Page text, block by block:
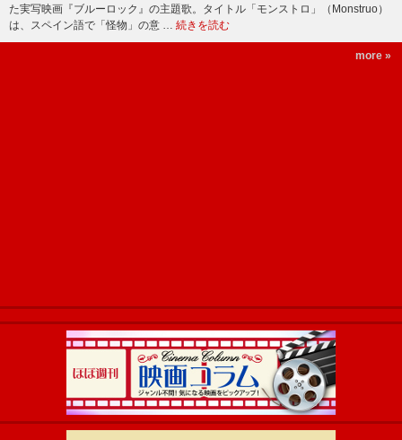
た実写映画『ブルーロック』の主題歌。タイトル「モンストロ」（Monstruo）
は、スペイン語で「怪物」の意 … 続きを読む
more »